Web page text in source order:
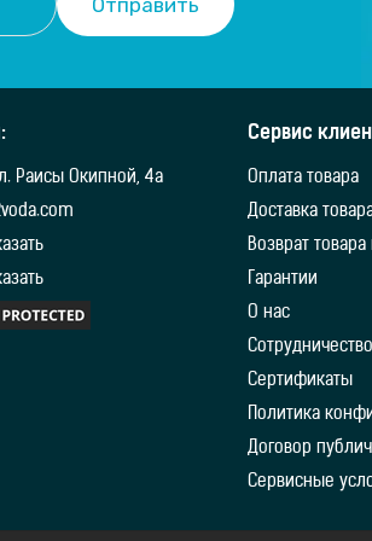
Раисы Окипной, 4а
Сервис
Оплата товара
Доставка
Возврат товара
Гарантии
О нас
Сотрудничество
Сертификаты
Политика
Договор
Сервисные